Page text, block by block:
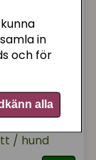
in
och för
alla
/ hund